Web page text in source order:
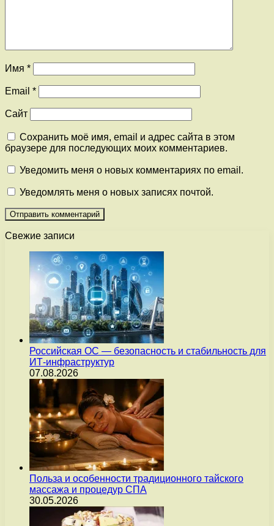
Имя *
Email *
Сайт
Сохранить моё имя, email и адрес сайта в этом
браузере для последующих моих комментариев.
Уведомить меня о новых комментариях по email.
Уведомлять меня о новых записях почтой.
Свежие записи
Российская ОС — безопасность и стабильность для
ИТ-инфраструктур
07.08.2026
Польза и особенности традиционного тайского
массажа и процедур СПА
30.05.2026